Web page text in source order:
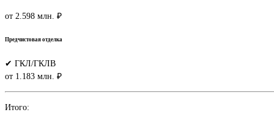
от 2.598 млн. ₽
Предчистовая отделка
✔ ГКЛ/ГКЛВ
от 1.183 млн. ₽
Итого: